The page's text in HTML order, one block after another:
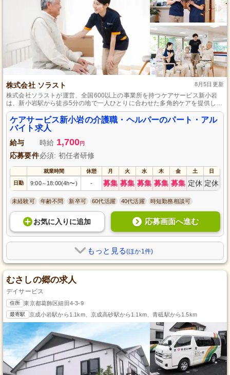
株式会社 ソラスト 8月5日更新
株式会社ソラストが運営、全国600以上の事業所を持つケアサービス新小岩
は、新小岩駅から徒歩5分の地で一人ひとりに合わせた多角的ケアを提供し、
豊富な業務研修とチームケアにより地域のみなさまの暮らしを元気にしま
す。
ケアサービス新小岩の介護職・ヘルパーのパート・アル
バイト求人
給与 時給 1,700円
応募要件必須: 初任者研修
就業時間 休憩 月 火 水 木 金 土 日
日勤 9:00～ 18:00(4h〜) - 募集 募集 募集 募集 募集 定休 定休
未経験可 年齢不問 新卒可 60代活躍 40代活躍 時短勤務相談可
お気に入り に追加 応募画面へ進む
もっと見る(ほか1件)
むさしの郷の求人
デイサービス
住所 東京都葛飾区細田4-3-9
最寄駅 京成小岩駅から1.1km、京成高砂駅から1.1km、青砥駅から1.5km